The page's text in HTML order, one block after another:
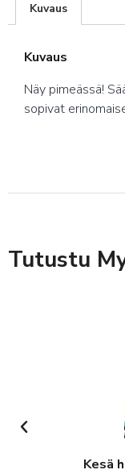
Kuvaus
Kuvaus
Näy pimeässä!
sopivat
Tutustu
Kesä